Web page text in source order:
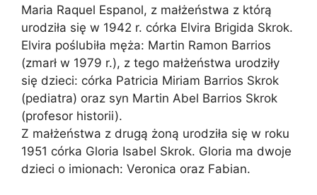
Maria Raquel Espanol, z małżeństwa z którą
urodziła się w 1942 r. córka Elvira Brigida Skrok.
Elvira poślubiła męża: Martin Ramon Barrios
(zmarł w 1979 r.), z tego małżeństwa urodziły
się dzieci: córka Patricia Miriam Barrios Skrok
(pediatra) oraz syn Martin Abel Barrios Skrok
(profesor historii).
Z małżeństwa z drugą żoną urodziła się w roku
1951 córka Gloria Isabel Skrok. Gloria ma dwoje
dzieci o imionach: Veronica oraz Fabian.